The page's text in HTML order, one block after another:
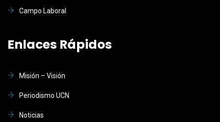
Campo Laboral
Enlaces Rápidos
Misión – Visión
Periodismo UCN
Noticias